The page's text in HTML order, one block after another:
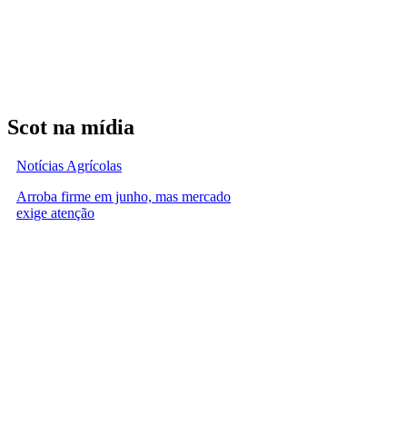
Scot na mídia
Notícias Agrícolas
Arroba firme em junho, mas mercado
exige atenção